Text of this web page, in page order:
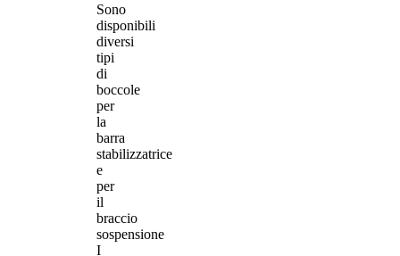
Sono
disponibili
diversi
tipi
di
boccole
per
la
barra
stabilizzatrice
e
per
il
braccio
sospensione
I